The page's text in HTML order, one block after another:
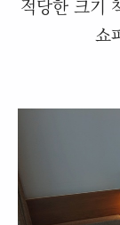
적당한 크기
쇼